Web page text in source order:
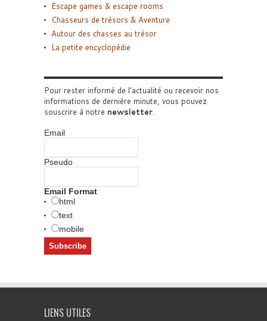
Escape games & escape rooms
Chasseurs de trésors & Aventure
Autour des chasses au trésor
La petite encyclopédie
Pour rester informé de l'actualité ou recevoir nos
informations de dernière minute, vous pouvez
souscrire à notre newsletter.
Email
Pseudo
Email Format
html
text
mobile
LIENS UTILES